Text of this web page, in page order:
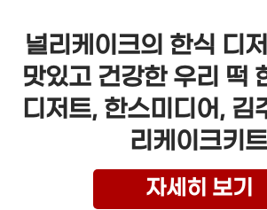
널리케이크의 한식 디
맛있고 건강한 우리 떡
디저트, 한스미디어, 김
리케이크키트
자세히 보기